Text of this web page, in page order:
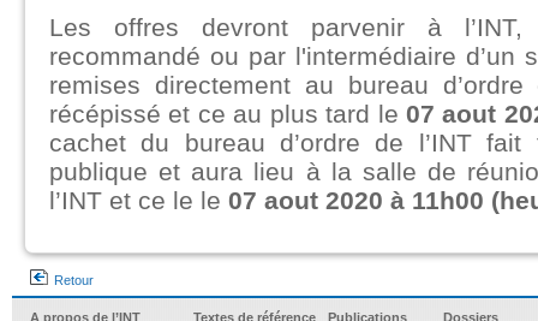
Les offres devront parvenir à
recommandé ou par l'intermédiaire d’un
remises directement au bureau
récépissé et ce au plus tard le 07 aout
cachet du bureau d’ordre de l’INT
publique et aura lieu à la salle de
l’INT et ce le le 07 aout 2020 à 11h00
Retour
A propos de l’INT Textes de référence Publications Dossiers